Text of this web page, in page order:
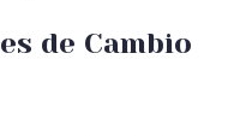
de Cambio